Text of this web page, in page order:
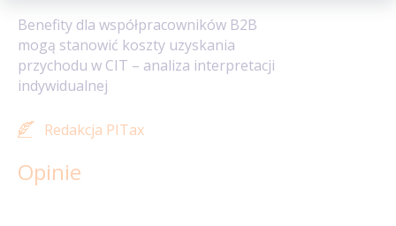
Benefity dla współpracowników B2B
mogą stanowić koszty uzyskania
przychodu w CIT – analiza interpretacji
indywidualnej
Redakcja PITax
Opinie